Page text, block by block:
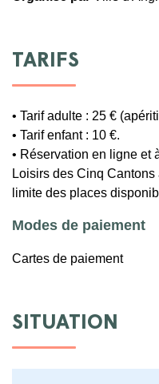
TARIFS
• Tarif adulte : 25 €
• Tarif enfant : 10 €.
• Réservation en ligne et
Loisirs des Cinq
limite des places
Modes de paiement
Cartes de paiement
SITUATION